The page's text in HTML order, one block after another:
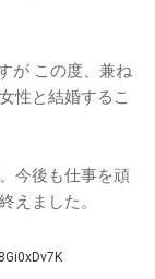
が この度、兼ね
性と結婚するこ
今後も仕事を頑
えました。